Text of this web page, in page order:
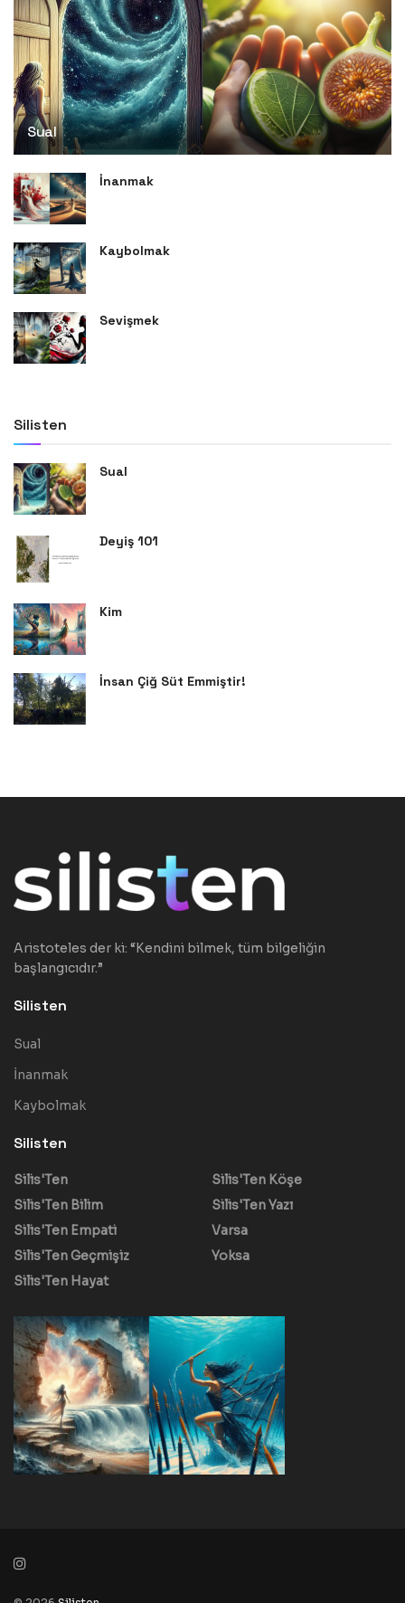
Sual
İnanmak
Kaybolmak
Sevişmek
Silisten
Sual
Deyiş 101
Kim
İnsan Çiğ Süt Emmiştir!
Aristoteles der ki: “Kendini bilmek, tüm bilgeliğin
başlangıcıdır.”
Silisten
Sual
İnanmak
Kaybolmak
Silisten
Silis'Ten
Silis'Ten Bilim
Silis'Ten Empati
Silis'Ten Geçmişiz
Silis'Ten Hayat
Silis'Ten Köşe
Silis'Ten Yazı
Varsa
Yoksa